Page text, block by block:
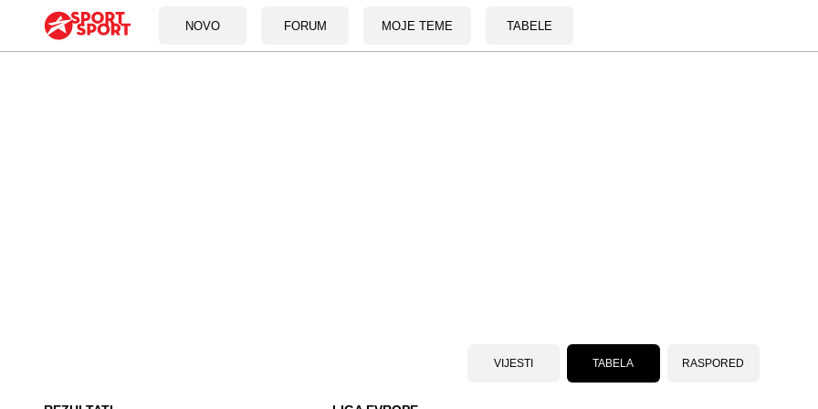
NOVO FORUM MOJE TEME TABELE
VIJESTI TABELA RASPORED